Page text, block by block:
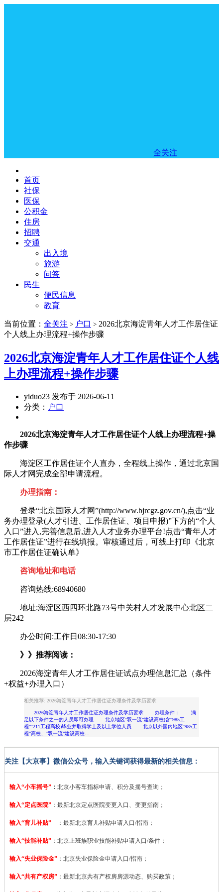
全关注
首页
社保
医保
公积金
住房
招聘
交通
出入境
旅游
问答
民生
便民信息
教育
当前位置： 全关注 > 户口 > 2026北京海淀青年人才工作居住证
个人线上办理流程+操作步骤
2026北京海淀青年人才工作居住证个人线
上办理流程+操作步骤
yiduo23 发布于 2026-06-11
分类： 户口
2026北京海淀青年人才工作居住证个人线上办理流程+操
作步骤
海淀区工作居住证个人直办，全程线上操作，通过北京国
际人才网完成全部申请流程。
办理指南：
登录“北京国际人才网”(http://www.bjrcgz.gov.cn/),点击“业
务办理登录(人才引进、工作居住证、项目申报)”下方的“个人
入口”进入,完善信息后,进入人才业务办理平台!点击“青年人才
工作居住证”进行在线填报。审核通过后，可线上打印《北京
市工作居住证确认单》
咨询地址和电话
咨询热线:68940680
地址:海淀区西四环北路73号中关村人才发展中心北区二
层242
办公时间:工作日08:30-17:30
》》推荐阅读：
2026海淀青年人才工作居住证试点办理信息汇总（条件
+权益+办理入口）
相关推荐: 2026海淀青年人才工作居住证办理条件及学历要求
2026海淀青年人才工作居住证办理条件及学历要求 办理条件： 满
足以下条件之一的人员即可办理 北京地区“双一流”建设高校(含“985工
程”“211工程高校)毕业并取得学士及以上学位人员 北京以外国内地区“985工
程”高校、“双一流”建设高校…
关注【大京事】微信公众号，输入关键词获得最新的相关信息：
输入“小车摇号” ： 北京小客车指标申请、积分及摇号查询；
输入“定点医院” ： 最新北京定点医院变更入口、变更指南；
输入“育儿补贴” ：最新北京育儿补贴申请入口/指南；
输入“技能补贴” ： 北京上班族职业技能补贴申请入口/条件；
输入“失业保险金” ：北京失业保险金申请入口/指南；
输入“共有产权房” ：最新北京共有产权房房源动态、购买政策；